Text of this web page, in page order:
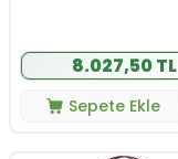
8.027,50 TL
Sepete Ekle